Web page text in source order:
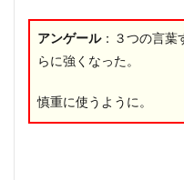
アンゲール：３つの言葉
らに強くなった。
慎重に使うように。